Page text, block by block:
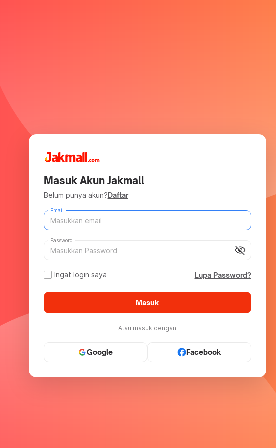
Masuk Akun Jakmall
Belum punya akun?Daftar
Email
visibility_off
Password
Ingat login saya Lupa Password?
Masuk
Atau masuk dengan
Google Facebook